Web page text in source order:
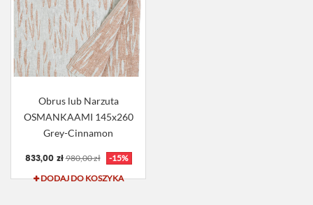
Obrus lub Narzuta
OSMANKAAMI 145x260
Grey-Cinnamon
833,00 zł 980,00 zł
-15%
DODAJ DO KOSZYKA